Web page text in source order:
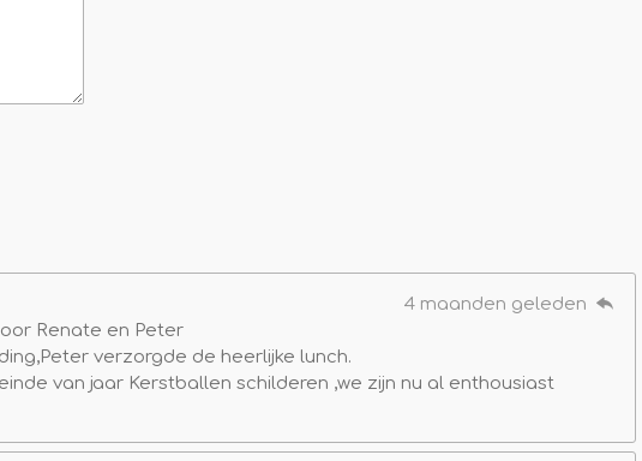
4 maanden geleden
Renate en Peter
verzorgde de heerlijke lunch.
van jaar Kerstballen schilderen ,we zijn nu al enthousiast